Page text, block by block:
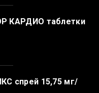
КАРДИО таблетки
спрей 15,75 мг/